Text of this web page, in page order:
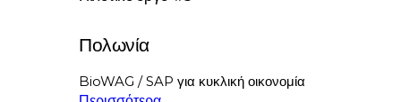
Πολωνία
BioWAG / SAP για κυκλική οικονομία